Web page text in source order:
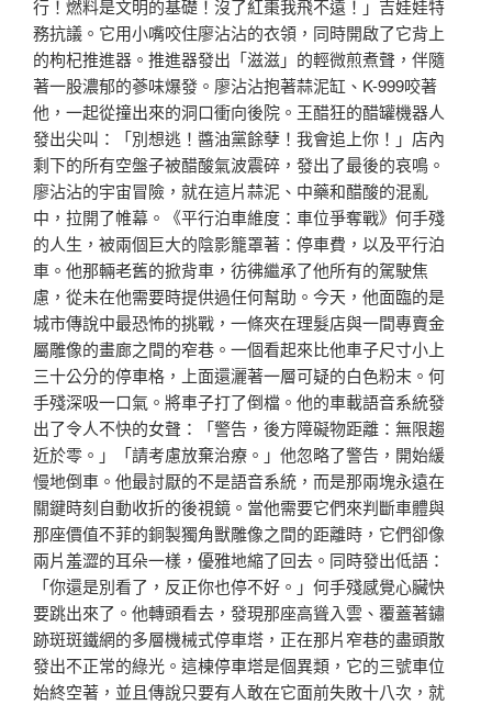
行！燃料是文明的基礎！沒了紅棗我飛不遠！」吉娃娃特
務抗議。它用小嘴咬住廖沾沾的衣領，同時開啟了它背上
的枸杞推進器。推進器發出「滋滋」的輕微煎煮聲，伴隨
著一股濃郁的蔘味爆發。廖沾沾抱著蒜泥缸、K-999咬著
他，一起從撞出來的洞口衝向後院。王醋狂的醋罐機器人
發出尖叫：「別想逃！醬油黨餘孽！我會追上你！」店內
剩下的所有空盤子被醋酸氣波震碎，發出了最後的哀鳴。
廖沾沾的宇宙冒險，就在這片蒜泥、中藥和醋酸的混亂
中，拉開了帷幕。《平行泊車維度：車位爭奪戰》何手殘
的人生，被兩個巨大的陰影籠罩著：停車費，以及平行泊
車。他那輛老舊的掀背車，彷彿繼承了他所有的駕駛焦
慮，從未在他需要時提供過任何幫助。今天，他面臨的是
城市傳說中最恐怖的挑戰，一條夾在理髮店與一間專賣金
屬雕像的畫廊之間的窄巷。一個看起來比他車子尺寸小上
三十公分的停車格，上面還灑著一層可疑的白色粉末。何
手殘深吸一口氣。將車子打了倒檔。他的車載語音系統發
出了令人不快的女聲：「警告，後方障礙物距離：無限趨
近於零。」「請考慮放棄治療。」他忽略了警告，開始緩
慢地倒車。他最討厭的不是語音系統，而是那兩塊永遠在
關鍵時刻自動收折的後視鏡。當他需要它們來判斷車體與
那座價值不菲的銅製獨角獸雕像之間的距離時，它們卻像
兩片羞澀的耳朵一樣，優雅地縮了回去。同時發出低語：
「你還是別看了，反正你也停不好。」何手殘感覺心臟快
要跳出來了。他轉頭看去，發現那座高聳入雲、覆蓋著鏽
跡斑斑鐵網的多層機械式停車塔，正在那片窄巷的盡頭散
發出不正常的綠光。這棟停車塔是個異類，它的三號車位
始終空著，並且傳說只要有人敢在它面前失敗十八次，就